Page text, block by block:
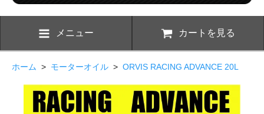
メニュー カートを見る
ホーム > モーターオイル > ORVIS RACING ADVANCE 20L